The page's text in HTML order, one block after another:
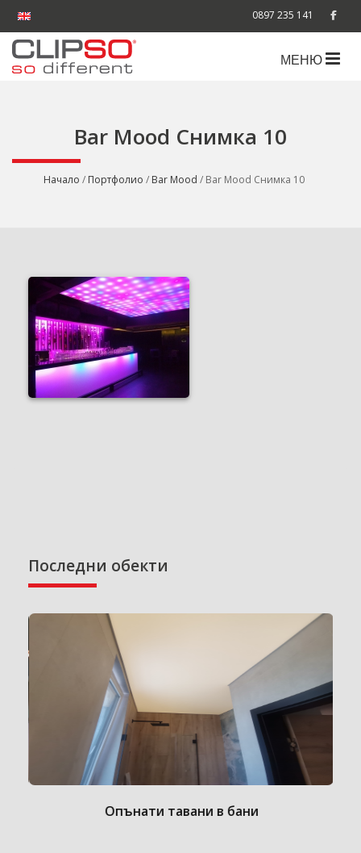
0897 235 141
МЕНЮ
Bar Mood Снимка 10
Начало / Портфолио / Bar Mood / Bar Mood Снимка 10
Последни обекти
Опънати тавани в бани